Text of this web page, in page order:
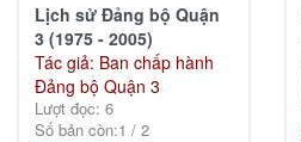
Lịch sử Đảng bộ Quận
3 (1975 - 2005)
Tác giả: Ban chấp hành
Đảng bộ Quận 3
Lượt đọc: 6
Số bản còn:1 /2